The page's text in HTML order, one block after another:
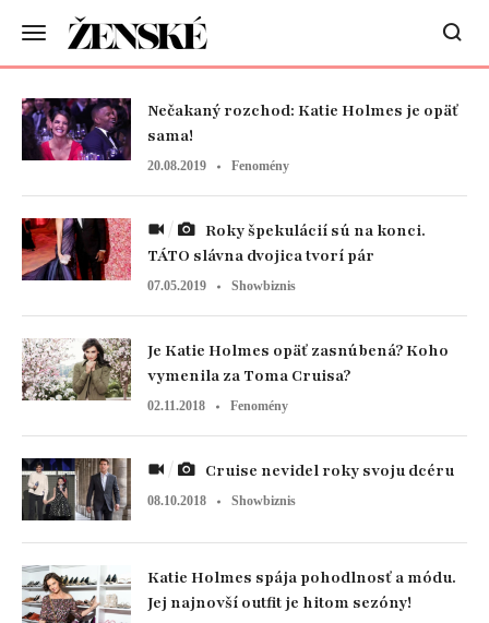
Nečakaný rozchod: Katie Holmes je opäť
sama!
20.08.2019 Fenomény
TÁTO slávna dvojica tvorí pár
07.05.2019 Showbiznis
Je Katie Holmes opäť zasnúbená? Koho
vymenila za Toma Cruisa?
02.11.2018 Fenomény
Cruise nevidel roky svoju dcéru
08.10.2018 Showbiznis
Katie Holmes spája pohodlnosť a módu.
Jej najnovší outfit je hitom sezóny!